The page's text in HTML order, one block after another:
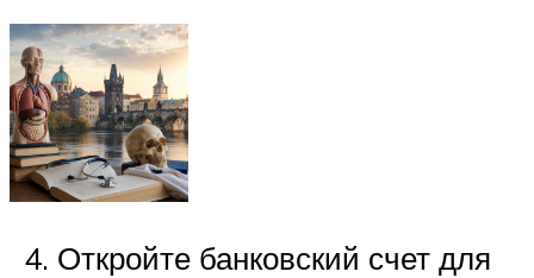
Откройте банковский счет для